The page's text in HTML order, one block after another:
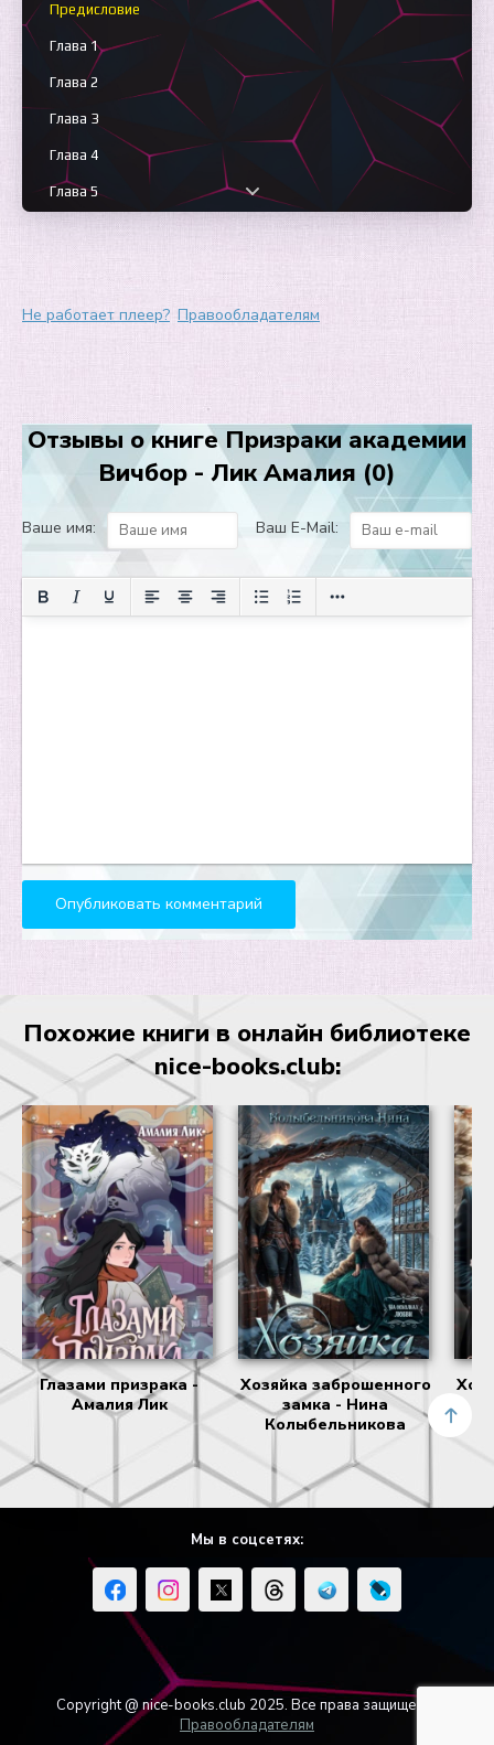
Предисловие
Глава 1
Глава 2
Глава 3
Глава 4
Глава 5
Глава 12
Глава 13
Благодарности
Не работает плеер? Правообладателям
Отзывы о книге Призраки академии
Вичбор - Лик Амалия (0)
Ваше имя: Ваш E-Mail:
Похожие книги в онлайн библиотеке
nice-books.club:
Глазами призрака -
Амалия Лик
Хозяйка заброшенного
замка - Нина
Колыбельникова
Мы в соцсетях:
Copyright @ nice-books.club 2025. Все права защищены.
Правообладателям